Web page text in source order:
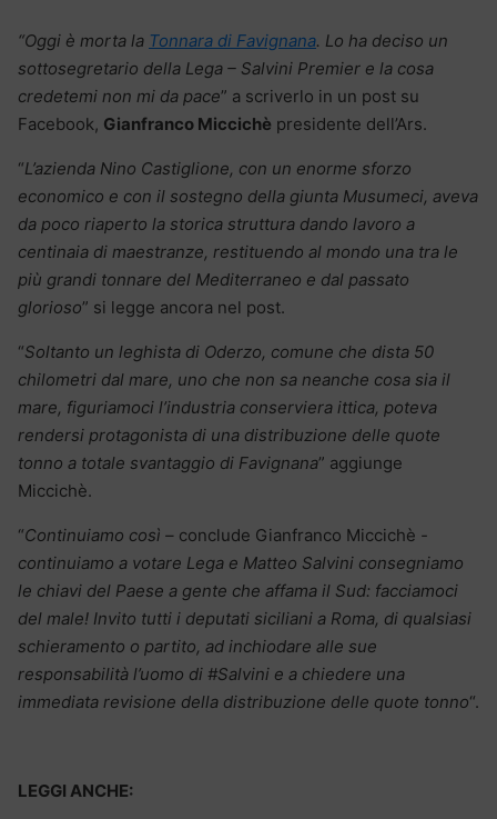
“Oggi è morta la Tonnara di Favignana. Lo ha deciso un
sottosegretario della Lega – Salvini Premier e la cosa
credetemi non mi da pace” a scriverlo in un post su
Facebook, Gianfranco Miccichè presidente dell’Ars.
“L’azienda Nino Castiglione, con un enorme sforzo
economico e con il sostegno della giunta Musumeci, aveva
da poco riaperto la storica struttura dando lavoro a
centinaia di maestranze, restituendo al mondo una tra le
più grandi tonnare del Mediterraneo e dal passato
glorioso” si legge ancora nel post.
“Soltanto un leghista di Oderzo, comune che dista 50
chilometri dal mare, uno che non sa neanche cosa sia il
mare, figuriamoci l’industria conserviera ittica, poteva
rendersi protagonista di una distribuzione delle quote
tonno a totale svantaggio di Favignana” aggiunge
Miccichè.
“Continuiamo così – conclude Gianfranco Miccichè -
continuiamo a votare Lega e Matteo Salvini consegniamo
le chiavi del Paese a gente che affama il Sud: facciamoci
del male! Invito tutti i deputati siciliani a Roma, di qualsiasi
schieramento o partito, ad inchiodare alle sue
responsabilità l’uomo di #Salvini e a chiedere una
immediata revisione della distribuzione delle quote tonno“.
LEGGI ANCHE: